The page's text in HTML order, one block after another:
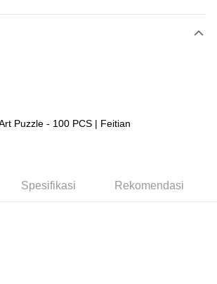
CIMB Bank, Public Bank, RHB Bank, Hong
Puzzle - 100 PCS | Feitian
Spesifikasi Rekomendasi